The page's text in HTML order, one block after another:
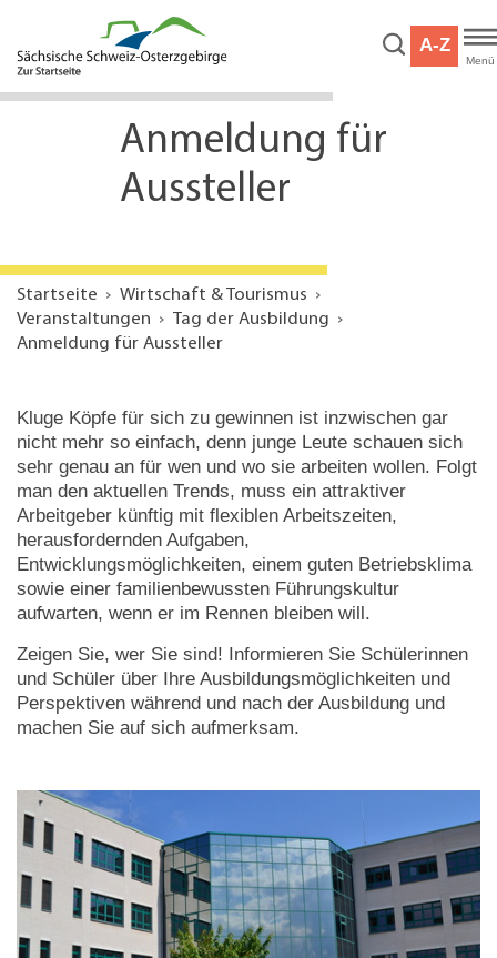
Hauptinhalt
Service
A-Z
Menü
Anmeldung für
Aussteller
Startseite
Wirtschaft & Tourismus
Veranstaltungen
Tag der Ausbildung
Anmeldung für Aussteller
Kluge Köpfe für sich zu gewinnen ist inzwischen gar
nicht mehr so einfach, denn junge Leute schauen sich
sehr genau an für wen und wo sie arbeiten wollen. Folgt
man den aktuellen Trends, muss ein attraktiver
Arbeitgeber künftig mit flexiblen Arbeitszeiten,
herausfordernden Aufgaben,
Entwicklungsmöglichkeiten, einem guten Betriebsklima
sowie einer familienbewussten Führungskultur
aufwarten, wenn er im Rennen bleiben will.
Zeigen Sie, wer Sie sind! Informieren Sie Schülerinnen
und Schüler über Ihre Ausbildungsmöglichkeiten und
Perspektiven während und nach der Ausbildung und
machen Sie auf sich aufmerksam.